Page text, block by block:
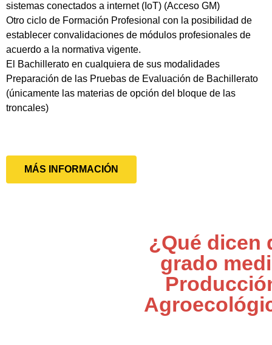
sistemas conectados a internet (IoT) (Acceso GM)
Otro ciclo de Formación Profesional con la posibilidad de
establecer convalidaciones de módulos profesionales de
acuerdo a la normativa vigente.
El Bachillerato en cualquiera de sus modalidades
Preparación de las Pruebas de Evaluación de Bachillerato
(únicamente las materias de opción del bloque de las
troncales)
MÁS INFORMACIÓN
¿Qué dicen
grado